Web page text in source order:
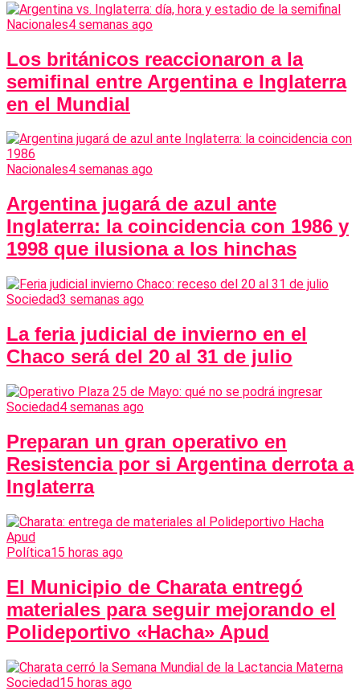
Nacionales4 semanas ago
Los británicos reaccionaron a la
semifinal entre Argentina e Inglaterra
en el Mundial
Nacionales4 semanas ago
Argentina jugará de azul ante
Inglaterra: la coincidencia con 1986 y
1998 que ilusiona a los hinchas
Sociedad3 semanas ago
La feria judicial de invierno en el
Chaco será del 20 al 31 de julio
Sociedad4 semanas ago
Preparan un gran operativo en
Resistencia por si Argentina derrota a
Inglaterra
Política15 horas ago
El Municipio de Charata entregó
materiales para seguir mejorando el
Polideportivo «Hacha» Apud
Sociedad15 horas ago